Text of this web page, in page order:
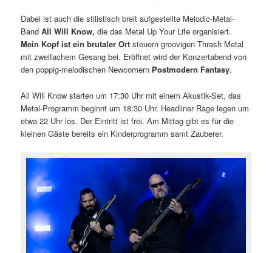
Dabei ist auch die stilistisch breit aufgestellte Melodic-Metal-
BandAll Will Know, die das Metal Up Your Life organisiert.
Mein Kopf ist ein brutaler Ort steuern groovigen Thrash Metal
mit zweifachem Gesang bei. Eröffnet wird der Konzertabend von
den poppig-melodischen Newcomern Postmodern Fantasy.
All Will Know starten um 17:30 Uhr mit einem Akustik-Set, das
Metal-Programm beginnt um 18:30 Uhr. Headliner Rage legen um
etwa 22 Uhr los. Der Eintritt ist frei. Am Mittag gibt es für die
kleinen Gäste bereits ein Kinderprogramm samt Zauberer.